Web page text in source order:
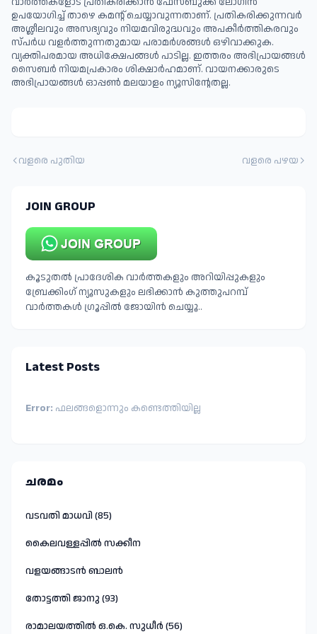
ഉപയോഗിച്ച് താഴെ കമന്റ് ചെയ്യാവുന്നതാണ്. പ്രതികരിക്കുന്നവര്‍
അശ്ലീലവും അസഭ്യവും നിയമവിരുദ്ധവും അപകീര്‍ത്തികരവും
സ്പര്‍ധ വളര്‍ത്തുന്നതുമായ പരാമര്‍ശങ്ങള്‍ ഒഴിവാക്കുക.
വ്യക്തിപരമായ അധിക്ഷേപങ്ങള്‍ പാടില്ല. ഇത്തരം അഭിപ്രായങ്ങള്‍
സൈബര്‍ നിയമപ്രകാരം ശിക്ഷാര്‍ഹമാണ്. വായനക്കാരുടെ
അഭിപ്രായങ്ങള്‍ ഓപ്പൺ മലയാളം ന്യൂസിന്റേതല്ല.
വളരെ പുതിയ വളരെ പഴയ
JOIN GROUP
കൂടുതൽ പ്രാദേശിക വാർത്തകളും അറിയിപ്പുകളും
ബ്രേക്കിംഗ് ന്യൂസുകളും ലഭിക്കാൻ കുത്തുപറമ്പ്
വാർത്തകൾ ഗ്രൂപ്പിൽ ജോയിൻ ചെയ്യൂ..
Latest Posts
Error: ഫലങ്ങളൊന്നും കണ്ടെത്തിയില്ല
ചരമം
വടവതി മാധവി (85)
കൈലവള്ളപ്പിൽ സക്കീന
വളയങ്ങാടൻ ബാലൻ
തോട്ടത്തി ജാനു (93)
രാമാലയത്തിൽ ഒ.കെ. സുധീർ (56)